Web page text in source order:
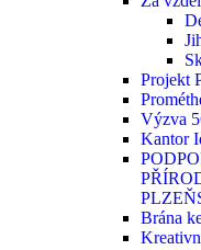
Projekt
Výzva
Kantor
Brána